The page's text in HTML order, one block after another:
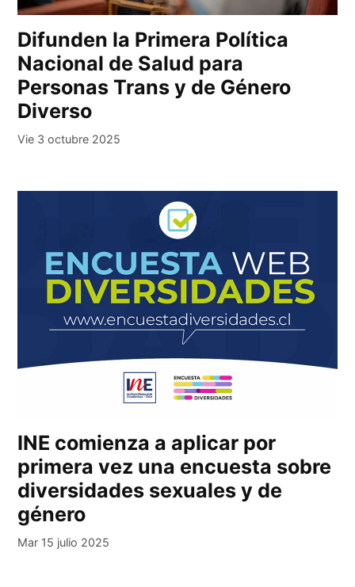
Difunden la Primera Política
Nacional de Salud para
Personas Trans y de Género
Diverso
Vie 3 octubre 2025
INE comienza a aplicar por
primera vez una encuesta sobre
diversidades sexuales y de
género
Mar 15 julio 2025